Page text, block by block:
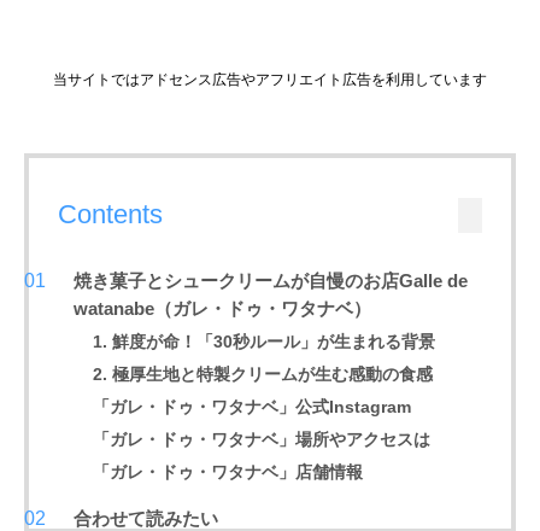
当サイトではアドセンス広告やアフリエイト広告を利用しています
Contents
焼き菓子とシュークリームが自慢のお店Galle de
watanabe（ガレ・ドゥ・ワタナベ）
1. 鮮度が命！「30秒ルール」が生まれる背景
2. 極厚生地と特製クリームが生む感動の食感
「ガレ・ドゥ・ワタナベ」公式Instagram
「ガレ・ドゥ・ワタナベ」場所やアクセスは
「ガレ・ドゥ・ワタナベ」店舗情報
合わせて読みたい